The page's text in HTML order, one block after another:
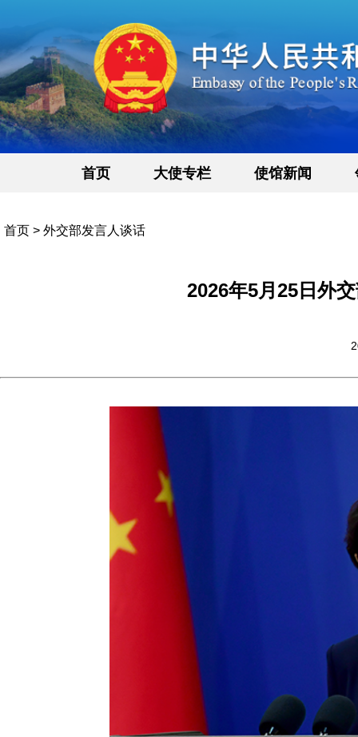
首页 大使专栏 使馆新闻
首页 > 外交部发言人谈话
2026年5月25日外